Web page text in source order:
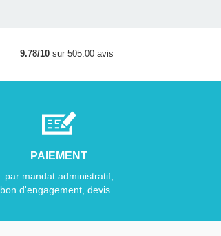
9.78/10sur 505.00 avis
PAIEMENT
par mandat administratif,
bon d'engagement, devis...